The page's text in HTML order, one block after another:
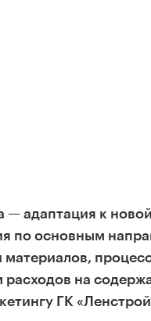
— адаптация к
по основным
расходов на
ГК